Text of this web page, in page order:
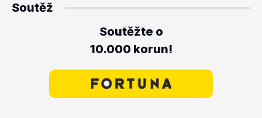
Soutěž
Soutěžte o
10.000 korun!